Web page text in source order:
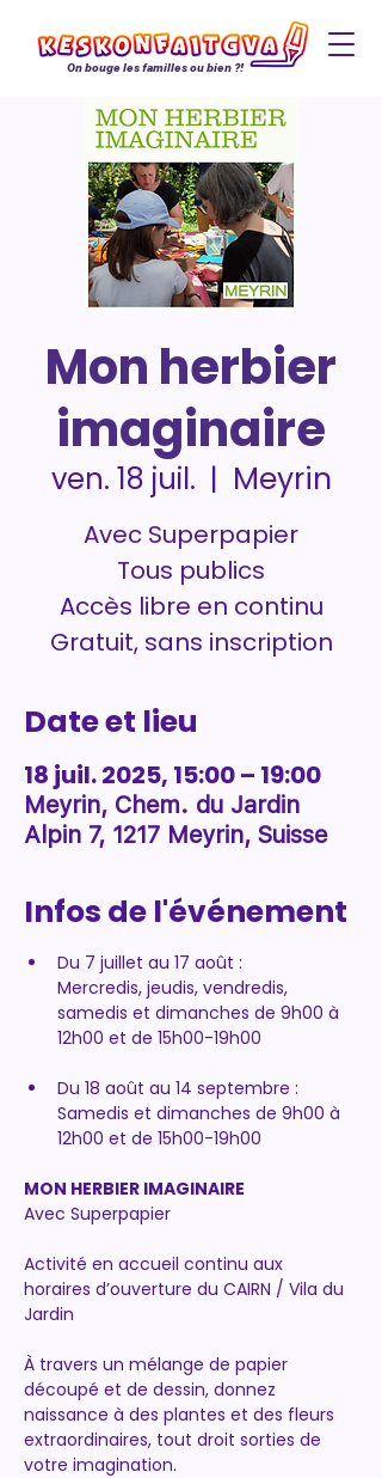
On bouge les familles ou bien ?!
Mon herbier
imaginaire
ven. 18 juil.
  |
Meyrin
Avec Superpapier
Tous publics
Accès libre en continu
Gratuit, sans inscription
Date et lieu
18 juil. 2025, 15:00 – 19:00
Meyrin, Chem. du Jardin
Alpin 7, 1217 Meyrin, Suisse
Infos de l'événement
Du 7 juillet au 17 août :
Mercredis, jeudis, vendredis,
samedis et dimanches de 9h00 à
12h00 et de 15h00-19h00
Du 18 août au 14 septembre :
Samedis et dimanches de 9h00 à
12h00 et de 15h00-19h00
MON HERBIER IMAGINAIRE
Avec Superpapier
Activité en accueil continu aux
horaires d’ouverture du CAIRN / Vila du
Jardin
À travers un mélange de papier
découpé et de dessin, donnez
naissance à des plantes et des fleurs
extraordinaires, tout droit sorties de
votre imagination.